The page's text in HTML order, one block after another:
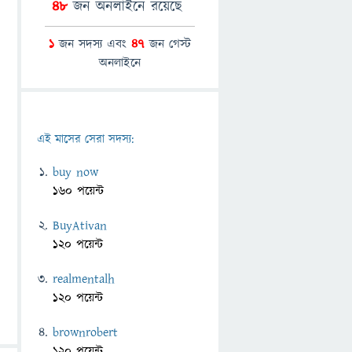
48জন অনলাইনে রয়েছে
1 জন সদস্য এবং 47 জন গেস্ট
অনলাইনে
এই মাসের সেরা সদস্য:
buy now
160 পয়েন্ট
BuyAtivan
120 পয়েন্ট
realmentalh
120 পয়েন্ট
brownrobert